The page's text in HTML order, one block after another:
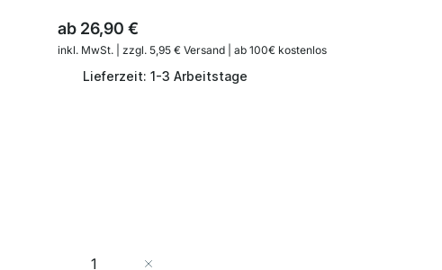
ab 26,90 €
inkl. MwSt. | zzgl. 5,95 € Versand | ab 100€ kostenlos
Lieferzeit: 1-3 Arbeitstage
Menge